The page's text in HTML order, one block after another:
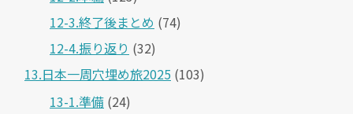
12-3.終了後まとめ (74)
12-4.振り返り (32)
13.日本一周穴埋め旅2025 (103)
13-1.準備 (24)